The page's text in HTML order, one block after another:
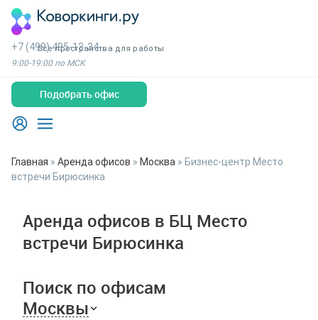
Все пространства для работы
+7 (499) 495-13-34
9:00-19:00 по МСК
Подобрать офис
Главная » Аренда офисов » Москва » Бизнес-центр Место
встречи Бирюсинка
Аренда офисов в БЦ Место
встречи Бирюсинка
Поиск по офисам
Москвы